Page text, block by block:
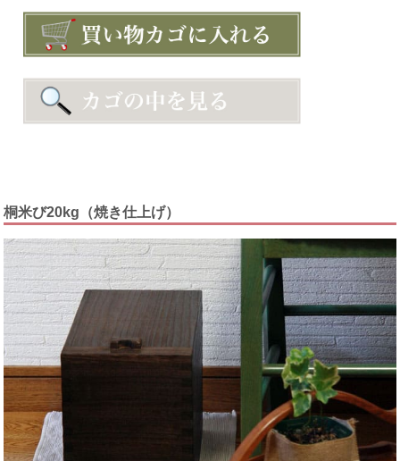
桐米び20kg（焼き仕上げ）